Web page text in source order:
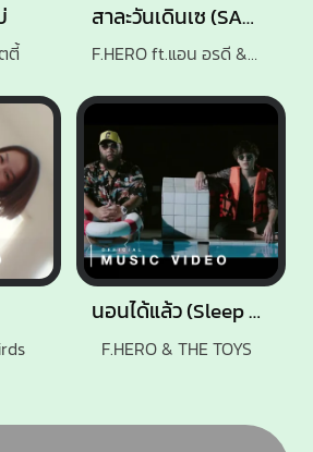
ตี้
นอนได้แล้ว (Sleep Now)
F.HERO & THE TOYS
สาละวันเดินเซ (SALAONE)
F.HERO ft.แอน อรดี & M-PEE